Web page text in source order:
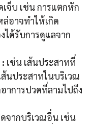
เจ็บ เช่น การแตกหัก
อาจทำให้เกิด
ได้รับการดูแลจาก
เช่น เส้นประสาทที่
นประสาทในบริเวณ
าการปวดที่ลามไปถึง
จากบริเวณอื่น เช่น